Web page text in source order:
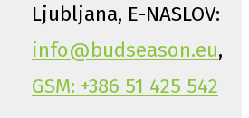
Ljubljana, E-NASLOV:
info@budseason.eu,
GSM: +386 51 425 542